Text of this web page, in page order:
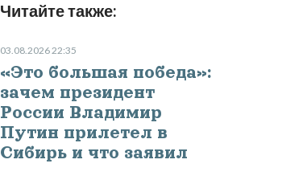
Читайте также:
03.08.2026 22:35
«Это большая победа»:
зачем президент
России Владимир
Путин прилетел в
Сибирь и что заявил